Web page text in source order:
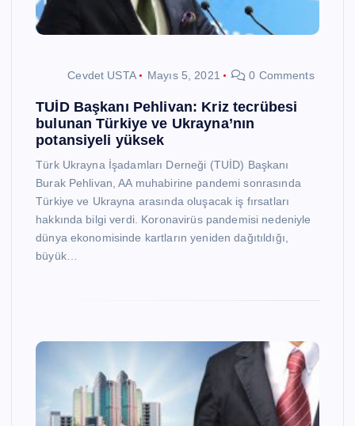
Cevdet USTA Mayıs 5, 2021 0 Comments
TUİD Başkanı Pehlivan: Kriz tecrübesi
bulunan Türkiye ve Ukrayna’nın
potansiyeli yüksek
Türk Ukrayna İşadamları Derneği (TUİD) Başkanı
Burak Pehlivan, AA muhabirine pandemi sonrasında
Türkiye ve Ukrayna arasında oluşacak iş fırsatları
hakkında bilgi verdi. Koronavirüs pandemisi nedeniyle
dünya ekonomisinde kartların yeniden dağıtıldığı,
büyük…